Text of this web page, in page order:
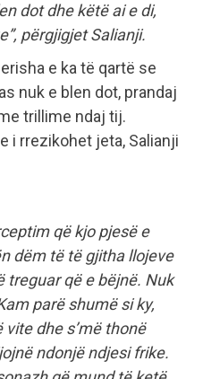
dot dhe këtë ai e di,
”, përgjigjet Salianji.
e ka të qartë se
nuk e blen dot, prandaj
trillime ndaj tij.
i rrezikohet jeta, Salianji
që kjo pjesë e
dëm të të gjitha llojeve
treguar që e bëjnë. Nuk
parë shumë si ky,
dhe s’më thonë
ndonjë ndjesi frike.